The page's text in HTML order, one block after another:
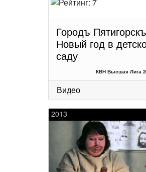
Городъ
Новый год в
саду
КВН Высшая Лига
Видео
2013